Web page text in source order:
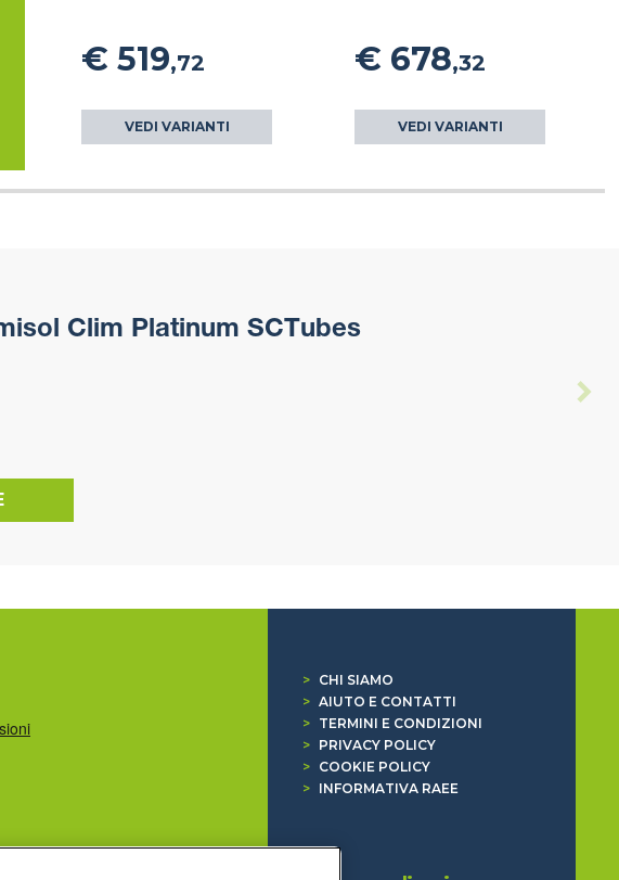
€ 519,72
VEDI VARIANTI
€ 678,32
VEDI VARIANTI
Clim Platinum SCTubes
>
CHI SIAMO
> AIUTO E CONTATTI
>
TERMINI E CONDIZIONI
>
PRIVACY POLICY
>
COOKIE POLICY
>
INFORMATIVA RAEE